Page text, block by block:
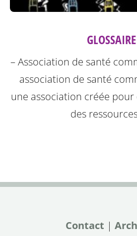
GLOSSAIRE
– Association de santé
association de santé
une association créée
des
Contact |